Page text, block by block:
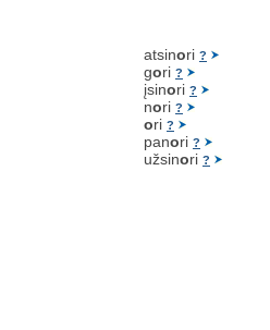
atsinori ?
gori ?
įsinori ?
nori ?
ori ?
panori ?
užsinori ?